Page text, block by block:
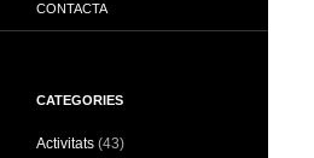
CONTACTA
CATEGORIES
Activitats (43)